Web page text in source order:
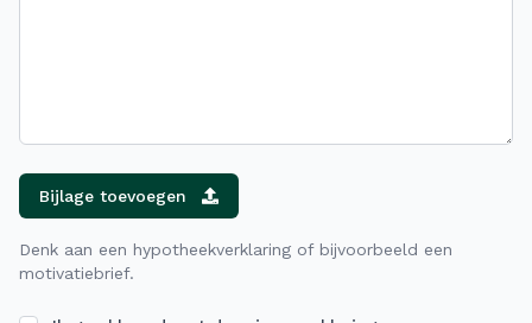
Bijlage toevoegen
Denk aan een hypotheekverklaring of bijvoorbeeld een
motivatiebrief.